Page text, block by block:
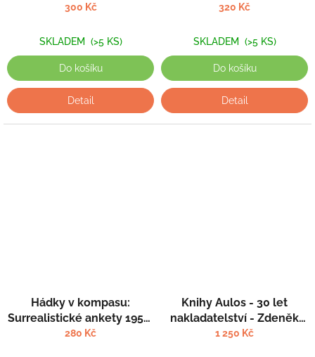
300 Kč
SKLADEM (>5 KS)
Do košíku
Detail
Jarmila Schreiberová)
320 Kč
SKLADEM (>5 KS)
Do košíku
Detail
Hádky v kompasu:
Surrealistické ankety 1951-
1986 - František Dryje,
280 Kč
Knihy Aulos - 30 let
nakladatelství - Zdeněk
Křenek
1 250 Kč